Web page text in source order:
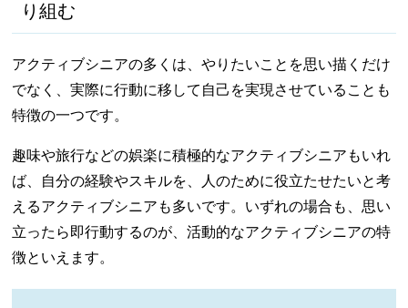
り組む
アクティブシニアの多くは、やりたいことを思い描くだけ
でなく、実際に行動に移して自己を実現させていることも
特徴の一つです。
趣味や旅行などの娯楽に積極的なアクティブシニアもいれ
ば、自分の経験やスキルを、人のために役立たせたいと考
えるアクティブシニアも多いです。いずれの場合も、思い
立ったら即行動するのが、活動的なアクティブシニアの特
徴といえます。